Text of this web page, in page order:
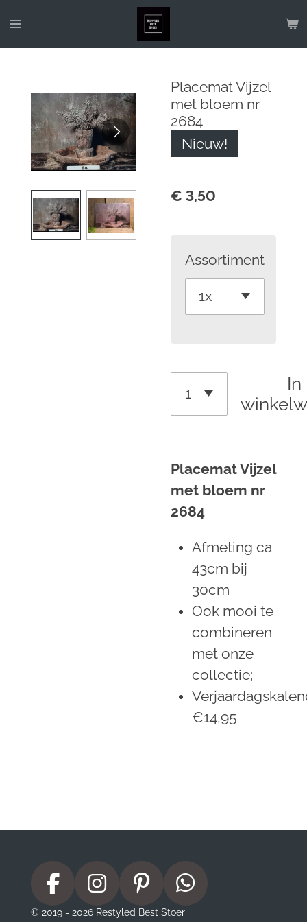
Ga
hoofdinhoud
Placemat Vijzel
met bloem nr
2684
Nieuw!
€ 3,50
Assortiment
In
Placemat Vijzel
met bloem nr
2684
Afmeting ca
43cm bij
30cm
Ook mooi te
combineren
met onze
collectie;
€14,95
F
a
I
n
P
i
W
h
© 2019 - 2026 Restyled Best Stoer